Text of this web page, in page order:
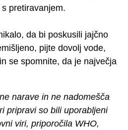
pretiravanjem.
da bi poskusili jajčno
pijte dovolj vode,
se spomnite, da je največja
narave in ne nadomešča
pripravi so bili uporabljeni
viri, priporočila WHO,